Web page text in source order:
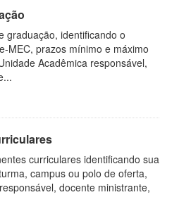
graduação, identificando o
MEC, prazos mínimo e máximo
Acadêmica responsável,
curriculares identificando sua
campus ou polo de oferta,
docente ministrante,